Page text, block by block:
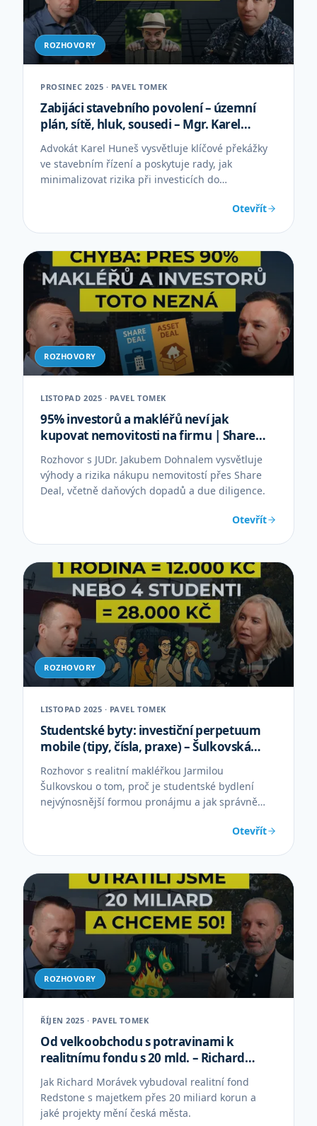
ROZHOVORY
PROSINEC 2025 · PAVEL TOMEK
Zabijáci stavebního povolení – územní
plán, sítě, hluk, sousedi – Mgr. Karel
Huneš
Advokát Karel Huneš vysvětluje klíčové překážky
ve stavebním řízení a poskytuje rady, jak
minimalizovat rizika při investicích do
Otevřít
ROZHOVORY
LISTOPAD 2025 · PAVEL TOMEK
95% investorů a makléřů neví jak
kupovat nemovitosti na firmu | Share
Deal – JUDr. Jakub Dohnal
Rozhovor s JUDr. Jakubem Dohnalem vysvětluje
výhody a rizika nákupu nemovitostí přes Share
Deal, včetně daňových dopadů a due diligence.
Otevřít
ROZHOVORY
LISTOPAD 2025 · PAVEL TOMEK
Studentské byty: investiční perpetuum
mobile (tipy, čísla, praxe) – Šulkovská
Jarmila
Rozhovor s realitní makléřkou Jarmilou
Šulkovskou o tom, proč je studentské bydlení
nejvýnosnější formou pronájmu a jak správně
Otevřít
ROZHOVORY
ŘÍJEN 2025 · PAVEL TOMEK
Od velkoobchodu s potravinami k
realitnímu fondu s 20 mld. – Richard
Morávek REDSTONE
Jak Richard Morávek vybudoval realitní fond
Redstone s majetkem přes 20 miliard korun a
jaké projekty mění česká města.